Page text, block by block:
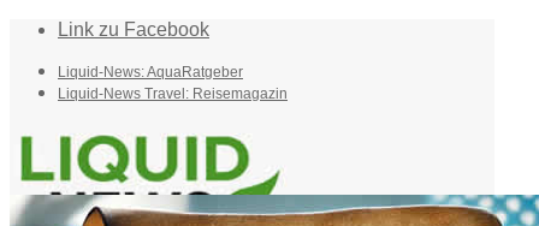
Link zu Facebook
Liquid-News: AquaRatgeber
Liquid-News Travel: Reisemagazin